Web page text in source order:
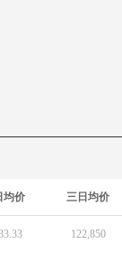
均价 三日均价
122,850